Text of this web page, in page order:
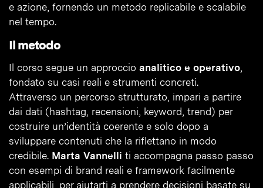
e azione, fornendo un metodo replicabile e scalabile
nel tempo.
Il metodo
Il corso segue un approccio analitico e operativo,
fondato su casi reali e strumenti concreti.
Attraverso un percorso strutturato, impari a partire
dai dati (hashtag, recensioni, keyword, trend) per
costruire un’identità coerente e solo dopo a
sviluppare contenuti che la riflettano in modo
credibile. Marta Vannelli ti accompagna passo passo
con esempi di brand reali e framework facilmente
applicabili, per aiutarti a prendere decisioni basate su